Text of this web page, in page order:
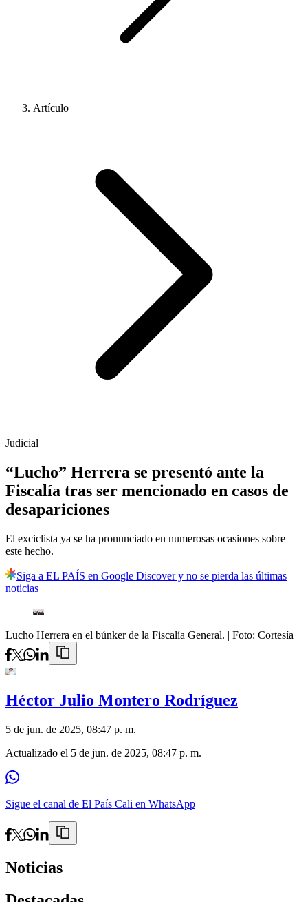
Artículo
Judicial
“Lucho” Herrera se presentó ante la
Fiscalía tras ser mencionado en casos de
desapariciones
El exciclista ya se ha pronunciado en numerosas ocasiones sobre
este hecho.
Siga a EL PAÍS en Google Discover y no se pierda las últimas
noticias
Lucho Herrera en el búnker de la Fiscalía General. | Foto: Cortesía
Héctor Julio Montero Rodríguez
5 de jun. de 2025, 08:47 p. m.
Actualizado el 5 de jun. de 2025, 08:47 p. m.
Sigue el canal de El País Cali en WhatsApp
Noticias